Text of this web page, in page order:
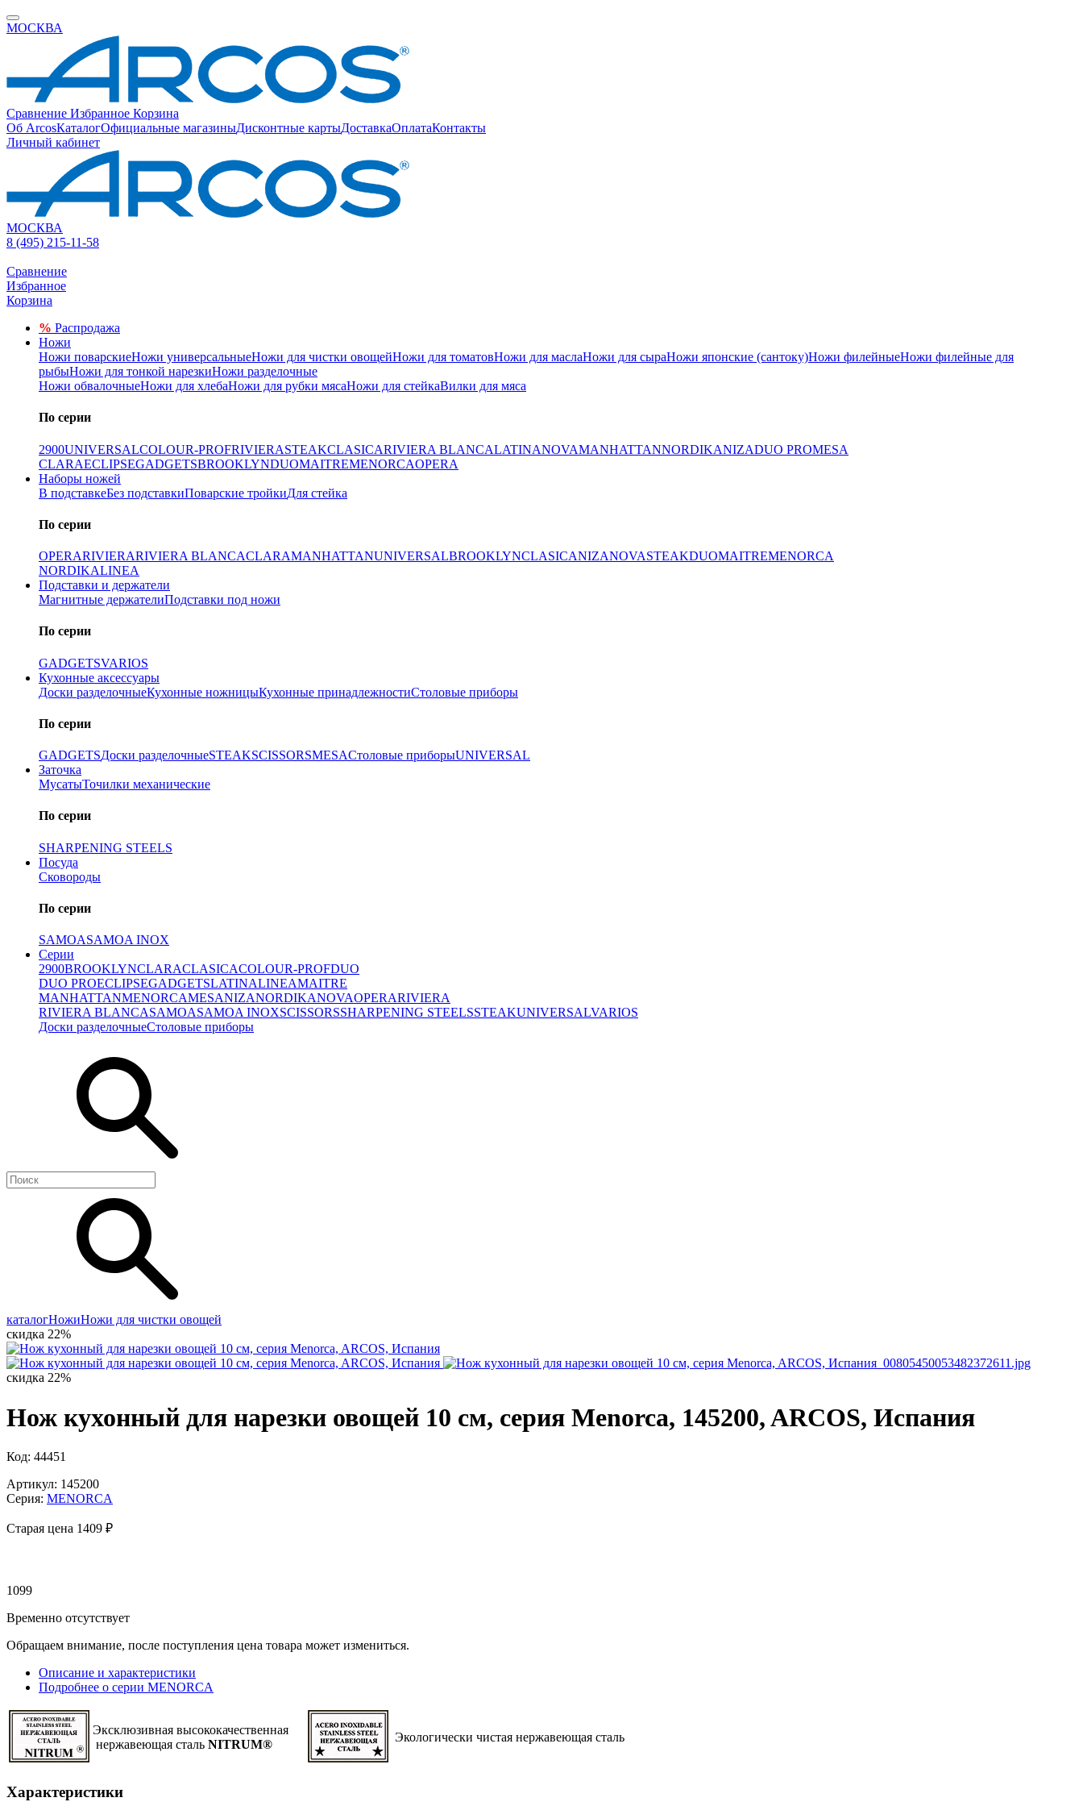
МОСКВА
Сравнение Избранное Корзина
Об ArcosКаталогОфициальные магазиныДисконтные картыДоставкаОплатаКонтакты
Личный кабинет
МОСКВА
8 (495) 215-11-58
Сравнение
Избранное
Корзина
% Распродажа
Ножи
Ножи поварскиеНожи универсальныеНожи для чистки овощейНожи для томатовНожи для маслаНожи для сыраНожи японские (сантоку)Ножи филейныеНожи филейные для
рыбыНожи для тонкой нарезкиНожи разделочные
Ножи обвалочныеНожи для хлебаНожи для рубки мясаНожи для стейкаВилки для мяса
По серии
2900UNIVERSALCOLOUR-PROFRIVIERASTEAKCLASICARIVIERA BLANCALATINANOVAMANHATTANNORDIKANIZADUO PROMESA
CLARAECLIPSEGADGETSBROOKLYNDUOMAITREMENORCAOPERA
Наборы ножей
В подставкеБез подставкиПоварские тройкиДля стейка
По серии
OPERARIVIERARIVIERA BLANCACLARAMANHATTANUNIVERSALBROOKLYNCLASICANIZANOVASTEAKDUOMAITREMENORCA
NORDIKALINEA
Подставки и держатели
Магнитные держателиПодставки под ножи
По серии
GADGETSVARIOS
Кухонные аксессуары
Доски разделочныеКухонные ножницыКухонные принадлежностиСтоловые приборы
По серии
GADGETSДоски разделочныеSTEAKSCISSORSMESAСтоловые приборыUNIVERSAL
Заточка
МусатыТочилки механические
По серии
SHARPENING STEELS
Посуда
Сковороды
По серии
SAMOASAMOA INOX
Серии
2900BROOKLYNCLARACLASICACOLOUR-PROFDUO
DUO PROECLIPSEGADGETSLATINALINEAMAITRE
MANHATTANMENORCAMESANIZANORDIKANOVAOPERARIVIERA
RIVIERA BLANCASAMOASAMOA INOXSCISSORSSHARPENING STEELSSTEAKUNIVERSALVARIOS
Доски разделочныеСтоловые приборы
каталогНожиНожи для чистки овощей
скидка 22%
скидка 22%
Нож кухонный для нарезки овощей 10 см, серия Menorca, 145200, ARCOS, Испания
Код: 44451
Артикул: 145200
Серия: MENORCA
Старая цена 1409 ₽
1099
Временно отсутствует
Обращаем внимание, после поступления цена товара может измениться.
Описание и характеристики
Подробнее о серии MENORCA
Эксклюзивная высококачественная
нержавеющая сталь NITRUM®
Экологически чистая нержавеющая сталь
Характеристики